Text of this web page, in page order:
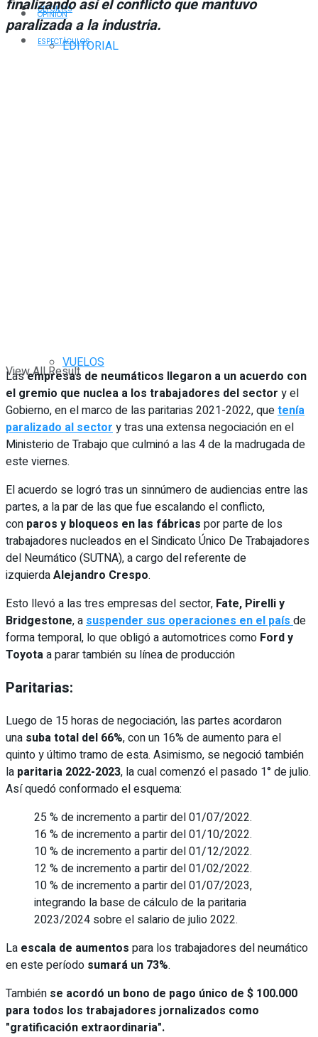
OPINIÓN
EDITORIAL
View All Result
DEPORTES
ESPECTÁCULOS
VUELOS
finalizando así el conflicto que mantuvo
paralizada a la industria.
Lasempresas de neumáticos llegaron a un acuerdo con
el gremio que nuclea a los trabajadores del sector y el
Gobierno, en el marco de las paritarias 2021-2022, quetenía
paralizado al sectory tras una extensa negociación en el
Ministerio de Trabajo que culminó a las 4 de la madrugada de
este viernes.
El acuerdo se logró tras un sinnúmero de audiencias entre las
partes, a la par de las que fue escalando el conflicto,
con paros y bloqueos en las fábricas por parte de los
trabajadores nucleados en el Sindicato Único De Trabajadores
del Neumático (SUTNA), a cargo del referente de
izquierdaAlejandro Crespo.
Esto llevó a las tres empresas del sector, Fate, Pirelli y
Bridgestone, asuspender sus operaciones en el paísde
forma temporal, lo que obligó a automotrices como Ford y
Toyotaa parar también su línea de producción
Paritarias:
Luego de 15 horas de negociación, las partes acordaron
una suba total del 66%, con un 16% de aumento para el
quinto y último tramo de esta. Asimismo, se negoció también
la paritaria 2022-2023, la cual comenzó el pasado 1° de julio.
Así quedó conformado el esquema:
25 % de incremento a partir del 01/07/2022.
16 % de incremento a partir del 01/10/2022.
10 % de incremento a partir del 01/12/2022.
12 % de incremento a partir del 01/02/2022.
10 % de incremento a partir del 01/07/2023,
integrando la base de cálculo de la paritaria
2023/2024 sobre el salario de julio 2022.
La escala de aumentos para los trabajadores del neumático
en este período sumará un 73%.
También se acordó un bono de pago único de $ 100.000
para todos los trabajadores jornalizados como
"gratificación extraordinaria".